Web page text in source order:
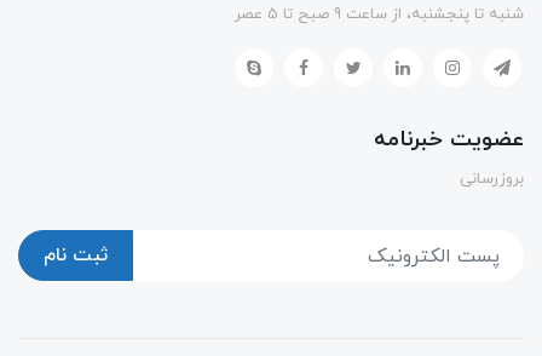
شنبه تا پنجشنبه، از ساعت 9 صبح تا 5 عصر
عضویت خبرنامه
بروزرسانی
ثبت نام